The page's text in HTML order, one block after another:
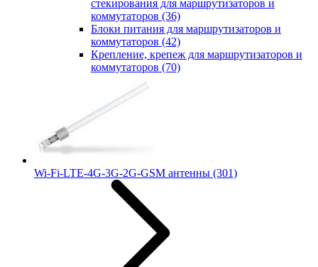
стекирования для маршрутизаторов и
коммутаторов (36)
Блоки питания для маршрутизаторов и
коммутаторов (42)
Крепление, крепеж для маршрутизаторов и
коммутаторов (70)
Wi-Fi-LTE-4G-3G-2G-GSM антенны (301)